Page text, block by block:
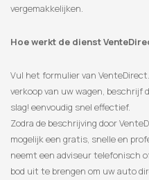
vergemakkelijken.
Hoe werkt de dienst
Vul het formulier van
verkoop van uw wagen, beschrijf
slag! eenvoudig snel effectief.
Zodra de beschrijving door
mogelijk een gratis, snelle en
neemt een adviseur telefonisch
​​bod uit te brengen om uw auto